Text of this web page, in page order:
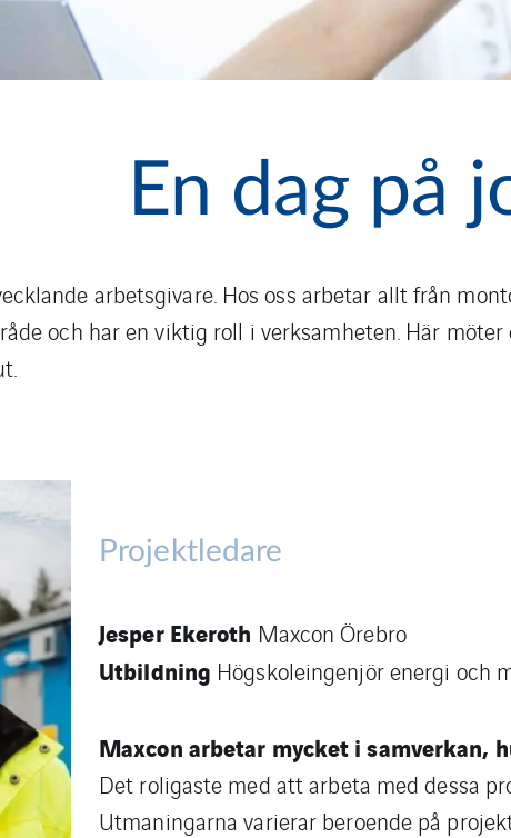
En dag på
arbetsgivare. Hos oss arbetar allt från
och har en viktig roll i verksamheten. Här
Projektledare
Jesper Ekeroth Maxcon Örebro
Utbildning Högskoleingenjör energi och
Maxcon arbetar mycket i samverkan,
Det roligaste med att arbeta med dessa
Utmaningarna varierar beroende på